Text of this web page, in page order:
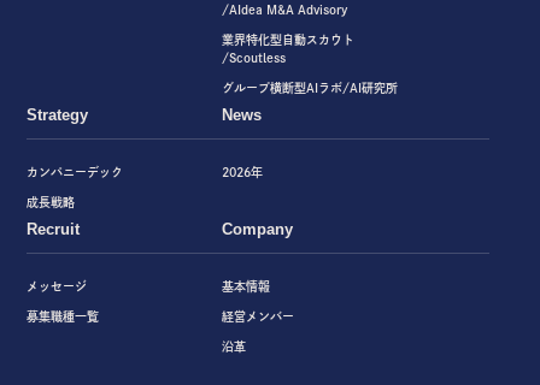
/AIdea M&A Advisory
業界特化型自動スカウト
/Scoutless
グループ横断型AIラボ/AI研究所
Strategy
カンパニーデック
成長戦略
News
2026年
Recruit
メッセージ
募集職種一覧
Company
基本情報
経営メンバー
沿革